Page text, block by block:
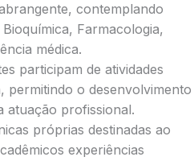
contemplando
Farmacologia,
médica.
participam de atividades
permitindo o desenvolvimento
atuação profissional.
próprias destinadas ao
experiências